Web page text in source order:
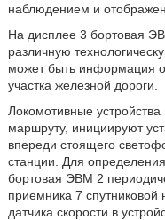
наблюдением и
На дисплее 3 бортовая
различную
может быть информация
участка железной дороги.
Локомотивные
маршруту, инициируют
впереди стоящего
станции. Для
бортовая ЭВМ 2
приемника 7 спутниковой
датчика скорости в